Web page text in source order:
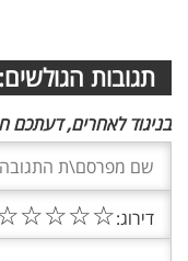
תגובות הגולשים:
בניגוד לאחרים, דעתכם
דירוג:☆
☆
☆
☆